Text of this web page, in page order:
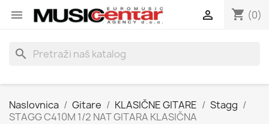
 shopping_cart (0)

search
Naslovnica Gitare KLASIČNE GITARE
Stagg
STAGG C410M 1/2 NAT GITARA KLASIČNA